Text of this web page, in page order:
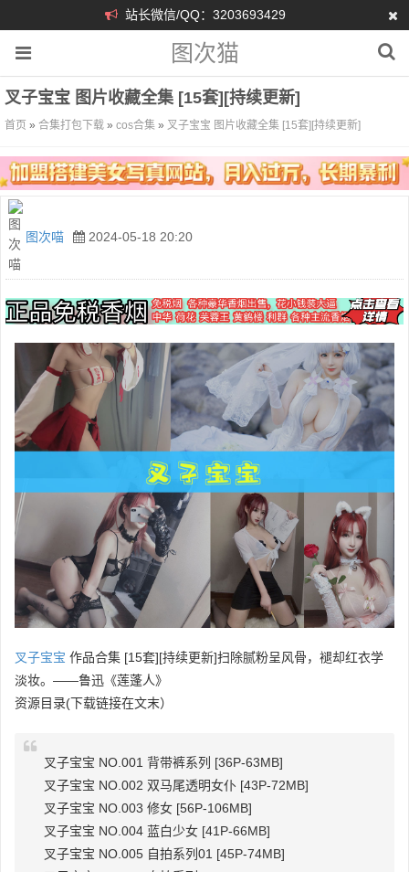
站长微信/QQ：3203693429
图次猫
叉子宝宝 图片收藏全集 [15套][持续更新]
首页 » 合集打包下载 » cos合集 » 叉子宝宝 图片收藏全集 [15套][持续更新]
图次喵 2024-05-18 20:20
叉子宝宝 作品合集 [15套][持续更新]扫除腻粉呈风骨，褪却红衣学
淡妆。——鲁迅《莲蓬人》
资源目录(下载链接在文末）
叉子宝宝 NO.001 背带裤系列 [36P-63MB]
叉子宝宝 NO.002 双马尾透明女仆 [43P-72MB]
叉子宝宝 NO.003 修女 [56P-106MB]
叉子宝宝 NO.004 蓝白少女 [41P-66MB]
叉子宝宝 NO.005 自拍系列01 [45P-74MB]